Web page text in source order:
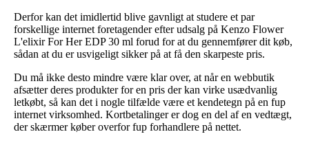
Derfor kan det imidlertid blive gavnligt at studere et par
forskellige internet foretagender efter udsalg på Kenzo Flower
L'elixir For Her EDP 30 ml forud for at du gennemfører dit køb,
sådan at du er usvigeligt sikker på at få den skarpeste pris.
Du må ikke desto mindre være klar over, at når en webbutik
afsætter deres produkter for en pris der kan virke usædvanlig
letkøbt, så kan det i nogle tilfælde være et kendetegn på en fup
internet virksomhed. Kortbetalinger er dog en del af en vedtægt,
der skærmer køber overfor fup forhandlere på nettet.